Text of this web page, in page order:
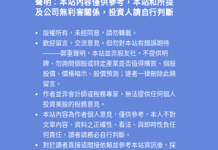
聲明：本站內容僅供參考，本站和所提
及公司無利害關係，投資人請自行判斷
版權所有，未經同意，請勿轉載。
歡迎留言，交流意見。但勿對本站有錯誤期待
────鄭重聲明，本站並非股友社，不提供明
牌、勿詢問個股或特定產業是否值得購買、個股
股價、價格暗示、股價預測；違者一律刪除此類
留言。
作者並非會計師或稅務專家，無法提供任何個人
投資美股的稅務意見。
本站內容為作者個人意見，僅供參考，本人不對
文章內容、資料之正確性、看法、與即時性負任
何責任，讀者請務必自行判斷。
對於讀者直接或間接依賴並參考本站資訊後，採